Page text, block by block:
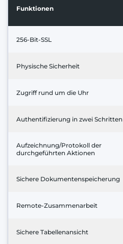
Funktionen
256-Bit-SSL
Physische Sicherheit
Zugriff rund um die Uhr
Authentifizierung in zwei Schritten
Aufzeichnung/Protokoll der
durchgeführten Aktionen
Sichere Dokumentenspeicherung
Remote-Zusammenarbeit
Sichere Tabellenansicht